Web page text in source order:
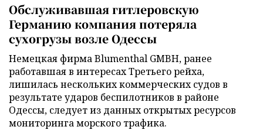
Обслуживавшая гитлеровскую
Германию компания потеряла
сухогрузы возле Одессы
Немецкая фирма Blumenthal GMBH, ранее
работавшая в интересах Третьего рейха,
лишилась нескольких коммерческих судов в
результате ударов беспилотников в районе
Одессы, следует из данных открытых ресурсов
мониторинга морского трафика.